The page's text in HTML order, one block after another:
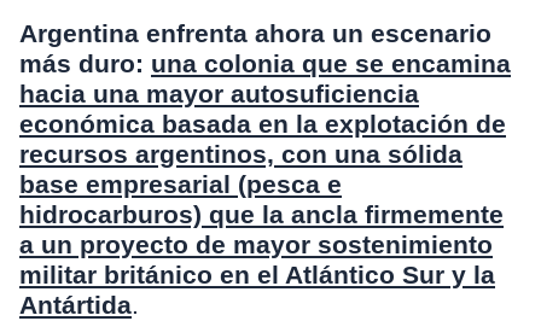
Argentina enfrenta ahora un escenario
más duro: una colonia que se encamina
hacia una mayor autosuficiencia
económica basada en la explotación de
recursos argentinos, con una sólida
base empresarial (pesca e
hidrocarburos) que la ancla firmemente
a un proyecto de mayor sostenimiento
militar británico en el Atlántico Sur y la
Antártida.